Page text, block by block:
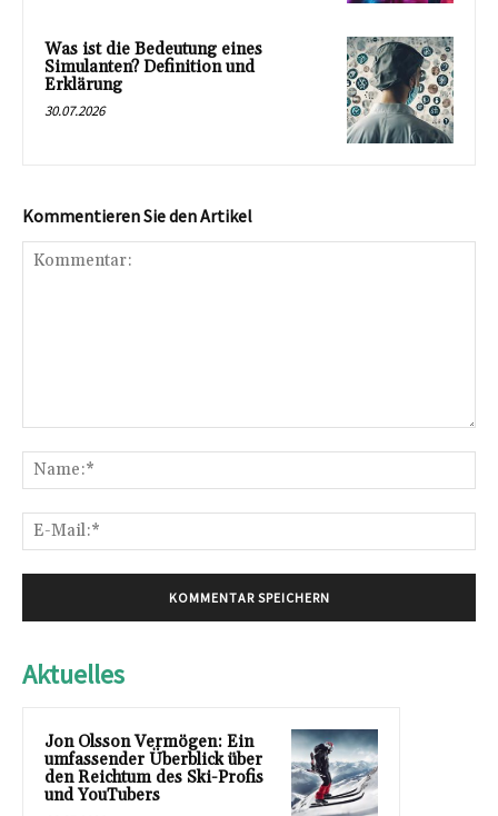
Was ist die Bedeutung eines
Simulanten? Definition und
Erklärung
30.07.2026
Kommentieren Sie den Artikel
Aktuelles
Jon Olsson Vermögen: Ein
umfassender Überblick über
den Reichtum des Ski-Profis
und YouTubers